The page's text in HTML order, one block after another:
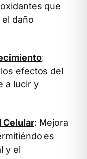
que
daño
:
efectos del
a lucir y
Celular: Mejora
y el